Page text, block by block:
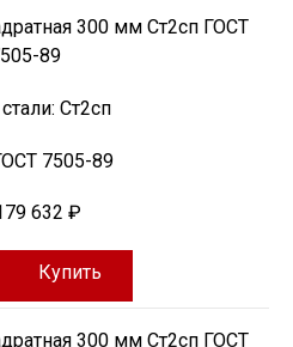
300 мм Ст2сп ГОСТ
89
Ст2сп
7505-89
632 ₽
Купить
300 мм Ст2сп ГОСТ